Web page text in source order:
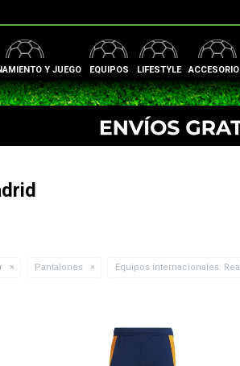
Y JUEGO EQUIPOS LIFESTYLE
Pantalones Equipos internacionales: